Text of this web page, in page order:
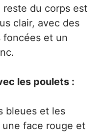
reste du corps est
clair, avec des
foncées et un
les poulets :
bleues et les
face rouge et